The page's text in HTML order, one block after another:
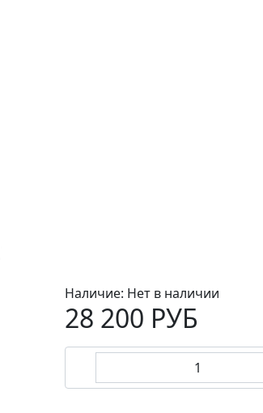
Наличие: Нет в наличии
28 200 РУБ